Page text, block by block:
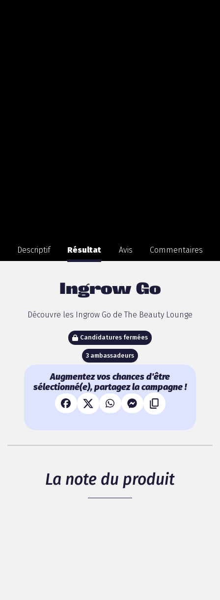
Descriptif Résultat Avis Commentaires
Ingrow Go
Découvre les Ingrow Go de The Beauty Lounge
Candidatures fermées
3 ambassadeurs
Augmentez vos chances d'être
sélectionné(e), partagez la campagne !
La note du produit